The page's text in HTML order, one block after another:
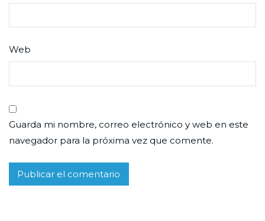
Web
Guarda mi nombre, correo electrónico y web en este
navegador para la próxima vez que comente.